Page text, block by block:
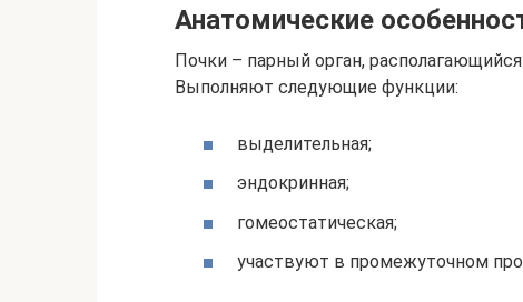
Анатомические
Почки – парный орган,
Выполняют следующие функции:
выделительная;
эндокринная;
гомеостатическая;
участвуют в промежуточном